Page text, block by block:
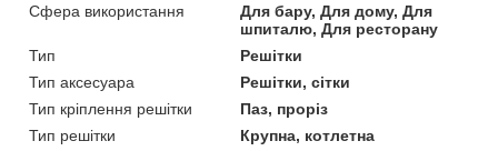
Сфера використання
Для бару, Для дому, Для
шпиталю, Для ресторану
Тип
Решітки
Тип аксесуара
Решітки, сітки
Тип кріплення решітки
Паз, проріз
Тип решітки
Крупна, котлетна